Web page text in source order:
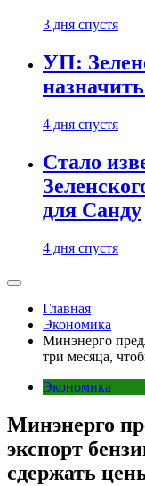
3 дня спустя
УП:
4 дня спустя
Стало
для Санду
4 дня спустя
Главная
Экономика
Минэнерго
три месяца,
Экономика
Минэнерго
экспорт
сдержать